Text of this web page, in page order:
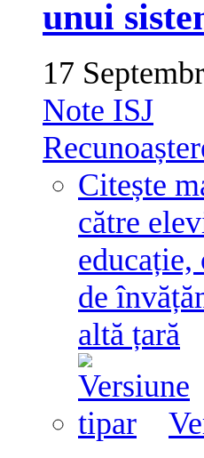
unui
17
Note ISJ
Citește
către
educație,
de
altă țară